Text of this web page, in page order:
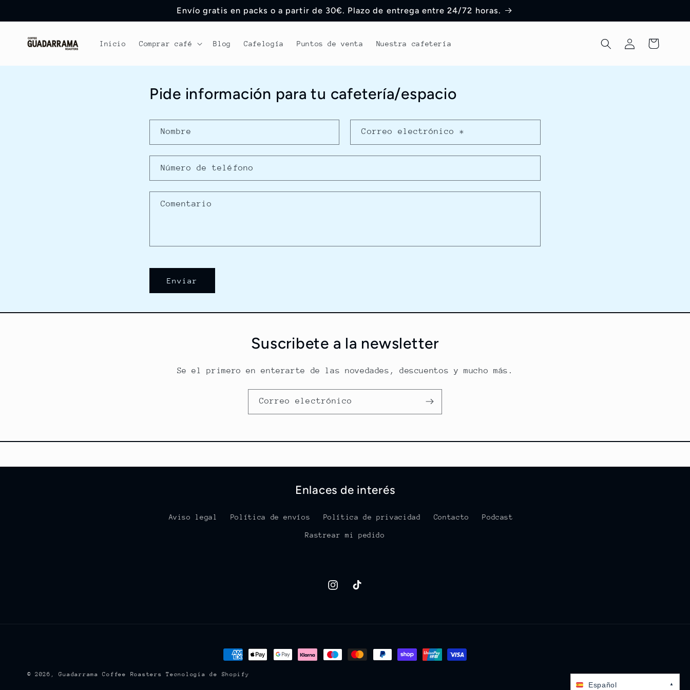
al contenido
Envío gratis en packs o a partir de 30€. Plazo de entrega entre 24/72 horas.
Inicio Comprar café Blog Cafelogía Puntos de venta Nuestra cafetería
sesión
Carrito
Pide información para tu cafetería/espacio
Nombre Correo electrónico*
Número de teléfono
Comentario
Enviar
Suscribete a la newsletter
Se el primero en enterarte de las novedades, descuentos y mucho más.
Correo electrónico
Enlaces de interés
Aviso legal Política de envíos Política de privacidad Contacto Podcast
Rastrear mi pedido
InstagramTikTok
Formas
de
© 2026,Guadarrama Coffee Roasters Tecnología de Shopify
▲
Español